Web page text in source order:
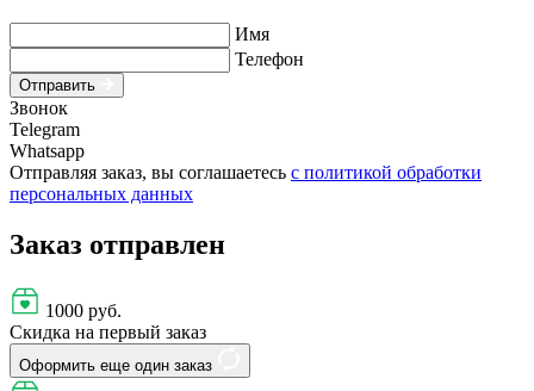
Имя
Телефон
Отправить
Звонок
Telegram
Whatsapp
Отправляя заказ, вы соглашаетесь с политикой обработки
персональных данных
Заказ отправлен
1000 руб.
Скидка на первый заказ
Оформить еще один заказ